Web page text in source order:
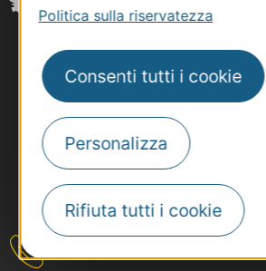
Politica sulla riservatezza
Consenti tutti i cookie
Personalizza
Rifiuta tutti i cookie
#VoyageOccitanie